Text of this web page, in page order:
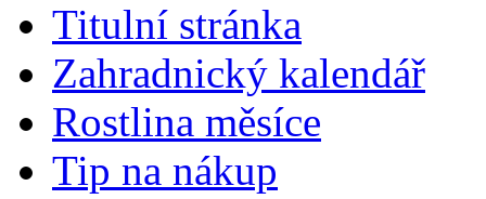
Titulní stránka
Zahradnický kalendář
Rostlina měsíce
Tip na nákup